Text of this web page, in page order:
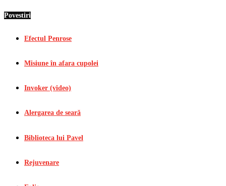
Povestiri
Efectul Penrose
Misiune în afara cupolei
Invoker (video)
Alergarea de seară
Biblioteca lui Pavel
Rejuvenare